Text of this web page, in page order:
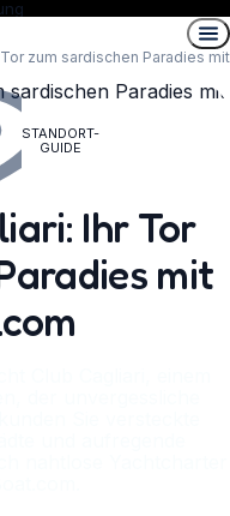
zum sardischen Paradies mit
STANDORT-
GUIDE
Ihr Tor
mit